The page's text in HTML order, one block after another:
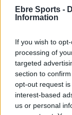
Ebre Sports -
Information
If you wish to
processing of
targeted
section to
opt-out request
interest-based
us or personal
Motor